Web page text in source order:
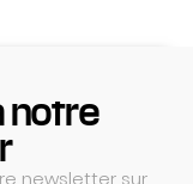
notre
newsletter sur